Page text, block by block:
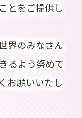
とをご提供し
界のみなさん
るよう努めて
お願いいたし